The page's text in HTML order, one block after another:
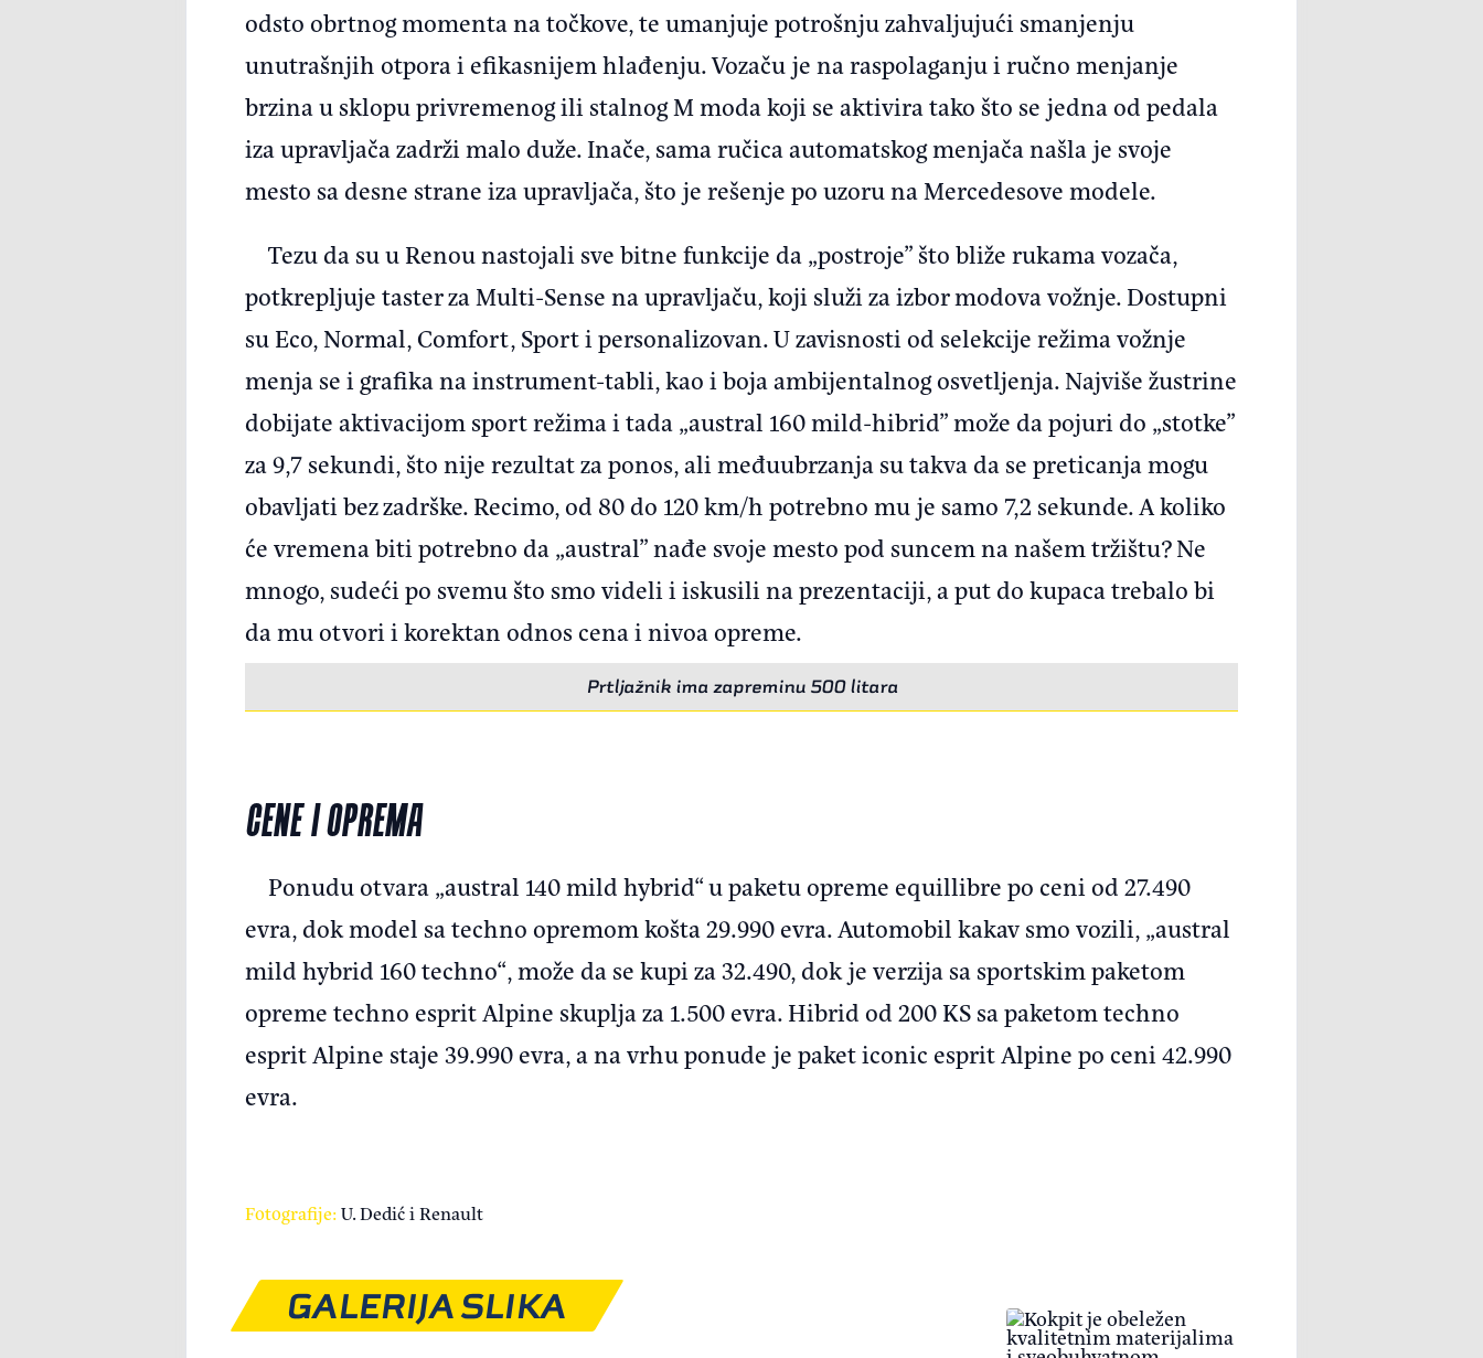
odsto obrtnog momenta na točkove, te umanjuje potrošnju zahvaljujući smanjenju
unutrašnjih otpora i efikasnijem hlađenju. Vozaču je na raspolaganju i ručno menjanje
brzina u sklopu privremenog ili stalnog M moda koji se aktivira tako što se jedna od pedala
iza upravljača zadrži malo duže. Inače, sama ručica automatskog menjača našla je svoje
mesto sa desne strane iza upravljača, što je rešenje po uzoru na Mercedesove modele.
Tezu da su u Renou nastojali sve bitne funkcije da „postroje” što bliže rukama vozača,
potkrepljuje taster za Multi-Sense na upravljaču, koji služi za izbor modova vožnje. Dostupni
su Eco, Normal, Comfort, Sport i personalizovan. U zavisnosti od selekcije režima vožnje
menja se i grafika na instrument-tabli, kao i boja ambijentalnog osvetljenja. Najviše žustrine
dobijate aktivacijom sport režima i tada „austral 160 mild-hibrid” može da pojuri do „stotke”
za 9,7 sekundi, što nije rezultat za ponos, ali međuubrzanja su takva da se preticanja mogu
obavljati bez zadrške. Recimo, od 80 do 120 km/h potrebno mu je samo 7,2 sekunde. A koliko
će vremena biti potrebno da „austral” nađe svoje mesto pod suncem na našem tržištu? Ne
mnogo, sudeći po svemu što smo videli i iskusili na prezentaciji, a put do kupaca trebalo bi
da mu otvori i korektan odnos cena i nivoa opreme.
Prtljažnik ima zapreminu 500 litara
CENE I OPREMA
Ponudu otvara „austral 140 mild hybrid“ u paketu opreme equillibre po ceni od 27.490
evra, dok model sa techno opremom košta 29.990 evra. Automobil kakav smo vozili, „austral
mild hybrid 160 techno“, može da se kupi za 32.490, dok je verzija sa sportskim paketom
opreme techno esprit Alpine skuplja za 1.500 evra. Hibrid od 200 KS sa paketom techno
esprit Alpine staje 39.990 evra, a na vrhu ponude je paket iconic esprit Alpine po ceni 42.990
evra.
Fotografije:U. Dedić i Renault
GALERIJA SLIKA